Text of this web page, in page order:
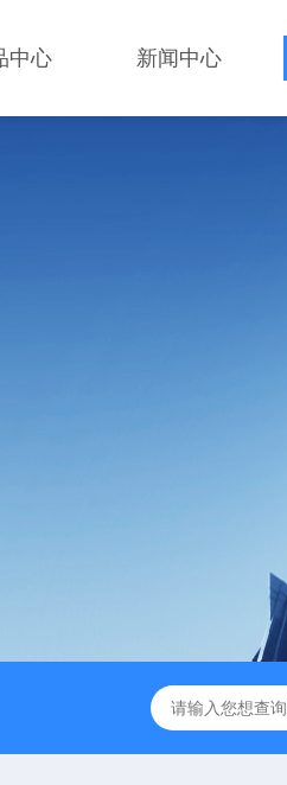
中心 新闻中心
科赛乐个人声暴露计